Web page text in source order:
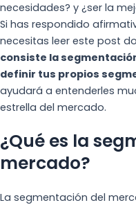
necesidades? y ¿ser la
Si has respondido
necesitas leer este post
consiste la
definir tus propios
ayudará a entenderles
estrella del mercado.
¿Qué es la
mercado?
La segmentación del